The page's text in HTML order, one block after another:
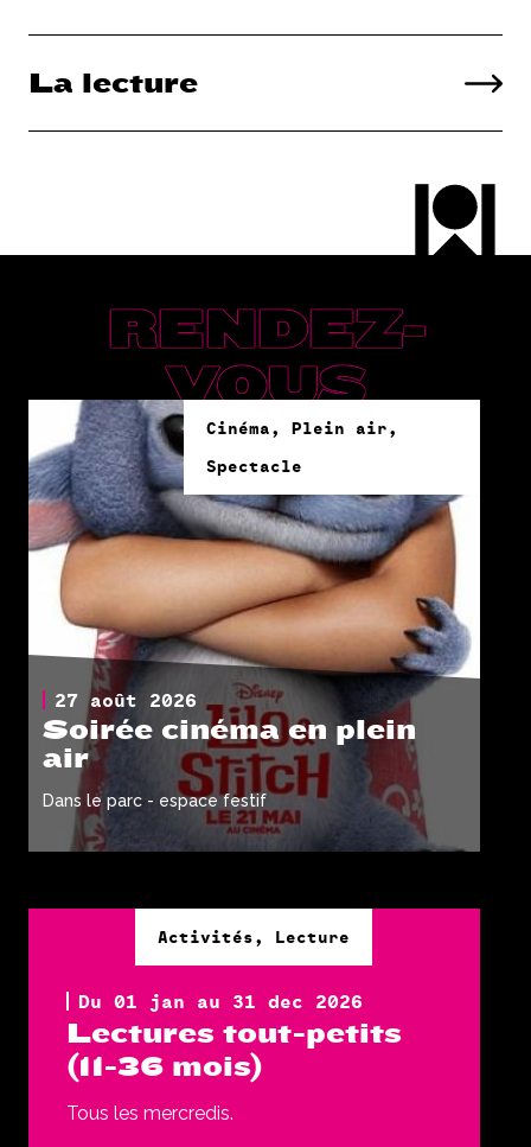
La lecture
RENDEZ-
VOUS
Cinéma, Plein air,
Spectacle
27 août 2026
Soirée cinéma en plein
air
Dans le parc - espace festif
Activités, Lecture
Du 01 jan au 31 dec 2026
Lectures tout-petits
(11-36 mois)
Tous les mercredis.